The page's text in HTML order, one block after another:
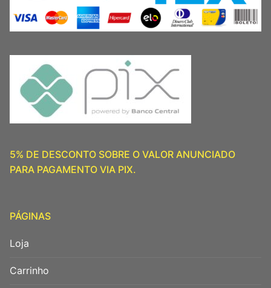
5% DE DESCONTO SOBRE O VALOR ANUNCIADO
PARA PAGAMENTO VIA PIX.
PÁGINAS
Loja
Carrinho